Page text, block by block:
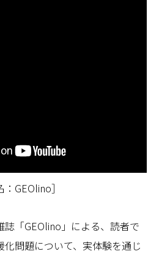
GEOlino］
誌「GEOlino」による、読者で
問題について、実体験を通じ